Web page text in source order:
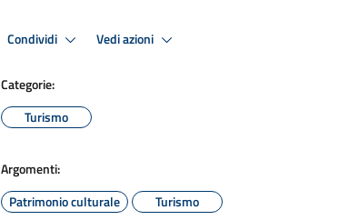
Condividi Vedi azioni
Categorie:
Turismo
Argomenti:
Patrimonio culturale
Turismo